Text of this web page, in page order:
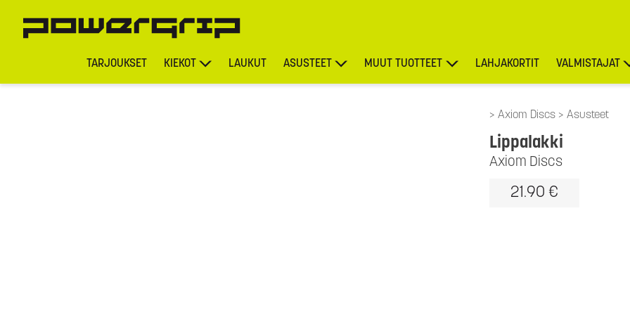
TARJOUKSET KIEKOT LAUKUT ASUSTEET MUUT TUOTTEET LAHJAKORTIT VALMISTAJAT
Axiom Discs Asusteet
Axiom Discs
Lippalakki
21.90 €